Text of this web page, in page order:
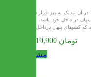
آن نزدیک به میز قرار دهید،
در داخل خود باشد. برای
34,119,900 تومان
مشاهده